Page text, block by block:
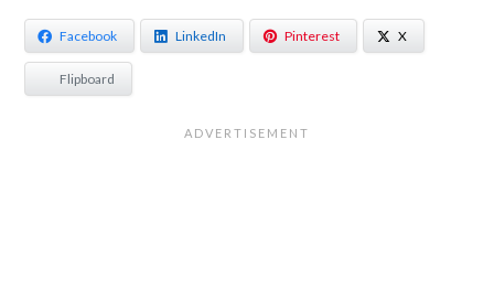
Facebook LinkedIn Pinterest X
Flipboard